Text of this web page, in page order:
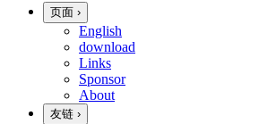
页面 ›
English
download
Links
Sponsor
About
友链 ›